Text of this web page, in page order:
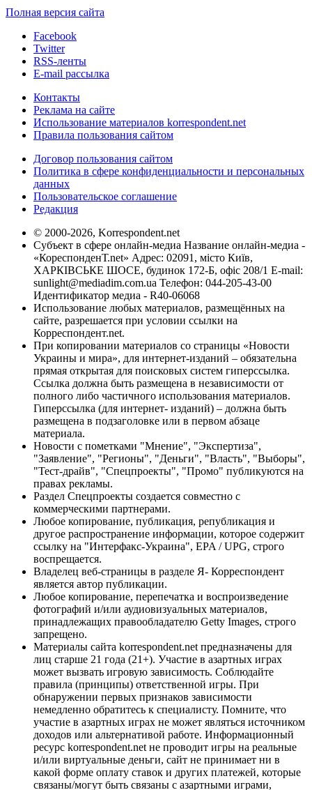
Полная версия сайта
Facebook
Twitter
RSS-ленты
E-mail рассылка
Контакты
Реклама на сайте
Использование материалов korrespondent.net
Правила пользования сайтом
Договор пользования сайтом
Политика в сфере конфиденциальности и персональных
данных
Пользовательское соглашение
Редакция
© 2000-2026, Korrespondent.net
Субъект в сфере онлайн-медиа Название онлайн-медиа -
«КореспонденТ.net» Адрес: 02091, місто Київ,
ХАРКІВСЬКЕ ШОСЕ, будинок 172-Б, офіс 208/1 E-mail:
sunlight@mediadim.com.ua Телефон: 044-205-43-00
Идентификатор медиа - R40-06068
Использование любых материалов, размещённых на
сайте, разрешается при условии ссылки на
Корреспондент.net.
При копировании материалов со страницы «Новости
Украины и мира», для интернет-изданий – обязательна
прямая открытая для поисковых систем гиперссылка.
Ссылка должна быть размещена в независимости от
полного либо частичного использования материалов.
Гиперссылка (для интернет- изданий) – должна быть
размещена в подзаголовке или в первом абзаце
материала.
Новости с пометками "Мнение", "Экспертиза",
"Заявление", "Регионы", "Деньги", "Власть", "Выборы",
"Тест-драйв", "Спецпроекты", "Промо" публикуются на
правах рекламы.
Раздел Спецпроекты создается совместно с
коммерческими партнерами.
Любое копирование, публикация, републикация и
другое распространение информации, которое содержит
ссылку на "Интерфакс-Украина", EPA / UPG, строго
воспрещается.
Владелец веб-страницы в разделе Я- Корреспондент
является автор публикации.
Любое копирование, перепечатка и воспроизведение
фотографий и/или аудиовизуальных материалов,
принадлежащих правообладателю Getty Images, строго
запрещено.
Материалы сайта korrespondent.net предназначены для
лиц старше 21 года (21+). Участие в азартных играх
может вызвать игровую зависимость. Соблюдайте
правила (принципы) ответственной игры. При
обнаружении первых признаков зависимости
немедленно обратитесь к специалисту. Помните, что
участие в азартных играх не может являться источником
доходов или альтернативой работе. Информационный
ресурс korrespondent.net не проводит игры на реальные
и/или виртуальные деньги, сайт не принимает ни в
какой форме оплату ставок и других платежей, которые
связаны/могут быть связаны с азартными играми,